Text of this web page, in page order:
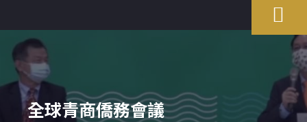
全球青商僑務會議